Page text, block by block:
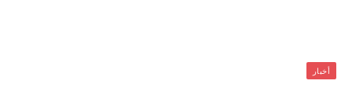
أخبار